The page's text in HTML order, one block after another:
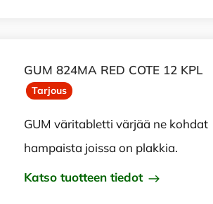
GUM 824MA RED COTE 12 KPL
Tarjous
GUM väritabletti värjää ne kohdat
hampaista joissa on plakkia.
Katso tuotteen tiedot